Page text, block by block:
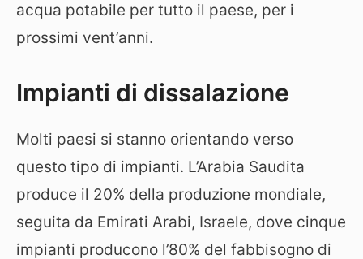
acqua potabile per tutto il paese, per i
prossimi vent’anni.
Impianti di dissalazione
Molti paesi si stanno orientando verso
questo tipo di impianti. L’Arabia Saudita
produce il 20% della produzione mondiale,
seguita da Emirati Arabi, Israele, dove cinque
impianti producono l’80% del fabbisogno di